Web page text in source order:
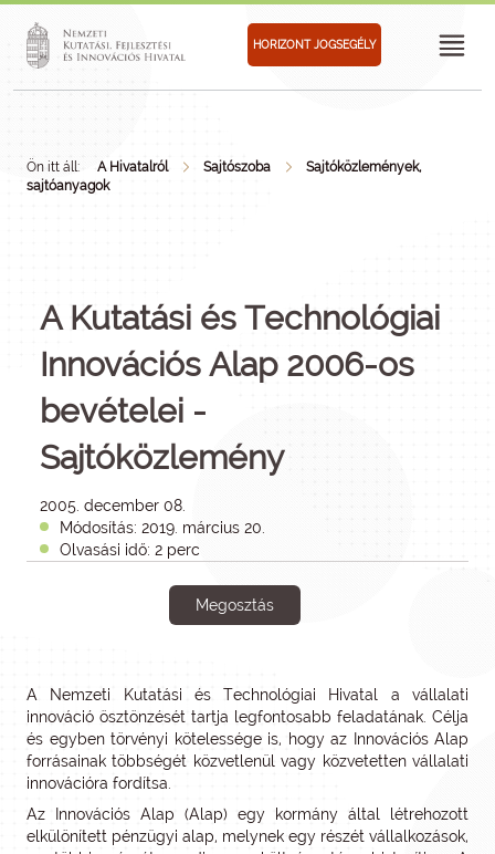
HORIZONT JOGSEGÉLY
Ön itt áll: A Hivatalról Sajtószoba
Sajtóközlemények,
sajtóanyagok
A Kutatási és Technológiai
Innovációs Alap 2006-os
bevételei -
Sajtóközlemény
2005. december 08.
Módosítás: 2019. március 20.
Olvasási idő: 2 perc
Megosztás
A Nemzeti Kutatási és Technológiai Hivatal a vállalati
innováció ösztönzését tartja legfontosabb feladatának. Célja
és egyben törvényi kötelessége is, hogy az Innovációs Alap
forrásainak többségét közvetlenül vagy közvetetten vállalati
innovációra fordítsa.
Az Innovációs Alap (Alap) egy kormány által létrehozott
elkülönített pénzügyi alap, melynek egy részét vállalkozások,